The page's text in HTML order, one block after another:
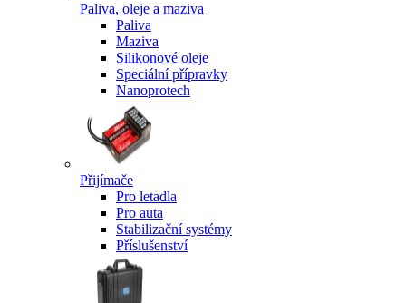
Paliva, oleje a maziva
Paliva
Maziva
Silikonové oleje
Speciální přípravky
Nanoprotech
Přijímače
Pro letadla
Pro auta
Stabilizační systémy
Příslušenství